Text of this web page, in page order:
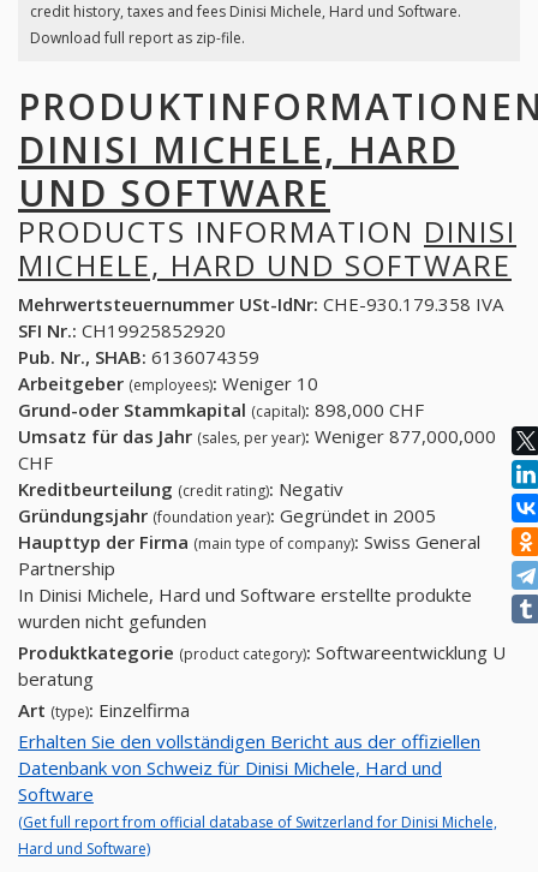
credit history, taxes and fees Dinisi Michele, Hard und Software.
Download full report as zip-file.
DINISI MICHELE, HARD
UND SOFTWARE
PRODUCTS INFORMATION DINISI
MICHELE, HARD UND SOFTWARE
Mehrwertsteuernummer USt-IdNr: CHE-930.179.358 IVA
SFI Nr.: CH19925852920
Pub. Nr., SHAB: 6136074359
Arbeitgeber (employees): Weniger 10
Grund-oder Stammkapital (capital): 898,000 CHF
Umsatz für das Jahr (sales, per year): Weniger 877,000,000
CHF
Kreditbeurteilung (credit rating): Negativ
Gründungsjahr (foundation year): Gegründet in 2005
Haupttyp der Firma (main type of company): Swiss General
Partnership
In Dinisi Michele, Hard und Software erstellte produkte
wurden nicht gefunden
Produktkategorie (product category): Softwareentwicklung U
beratung
Art (type): Einzelfirma
Erhalten Sie den vollständigen Bericht aus der offiziellen
Datenbank von Schweiz für Dinisi Michele, Hard und
Software
(Get full report from official database of Switzerland for Dinisi Michele,
Hard und Software)